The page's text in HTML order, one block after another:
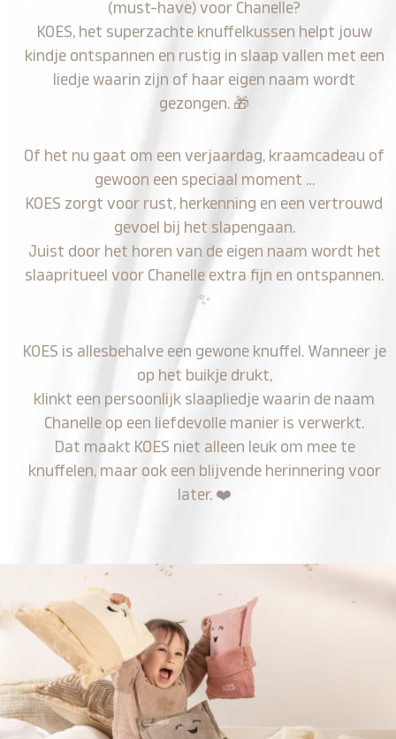
(must-have) voor Chanelle?
KOES, het superzachte knuffelkussen helpt jouw
kindje ontspannen en rustig in slaap vallen met een
liedje waarin zijn of haar eigen naam wordt
gezongen. 🎁
Of het nu gaat om een verjaardag, kraamcadeau of
gewoon een speciaal moment …
KOES zorgt voor rust, herkenning en een vertrouwd
gevoel bij het slapengaan.
Juist door het horen van de eigen naam wordt het
slaapritueel voor Chanelle extra fijn en ontspannen.
✨
KOES is allesbehalve een gewone knuffel. Wanneer je
op het buikje drukt,
klinkt een persoonlijk slaapliedje waarin de naam
Chanelle op een liefdevolle manier is verwerkt.
Dat maakt KOES niet alleen leuk om mee te
knuffelen, maar ook een blijvende herinnering voor
later. ❤️